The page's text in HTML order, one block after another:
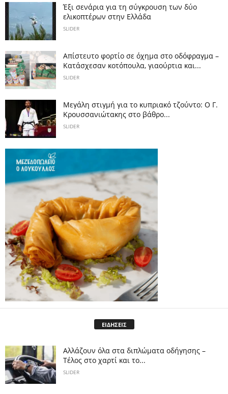
Έξι σενάρια για τη σύγκρουση των δύο
ελικοπτέρων στην Eλλάδα
SLIDER
Απίστευτο φορτίο σε όχημα στο οδόφραγμα –
Κατάσχεσαν κοτόπουλα, γιαούρτια και...
SLIDER
Μεγάλη στιγμή για το κυπριακό τζούντο: Ο Γ.
Κρουσσανιώτακης στο βάθρο...
SLIDER
ΕΙΔΗΣΕΙΣ
Αλλάζουν όλα στα διπλώματα οδήγησης –
Τέλος στο χαρτί και το...
SLIDER